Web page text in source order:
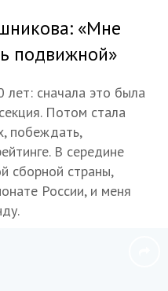
«Мне
подвижной»
сначала это была
Потом стала
побеждать,
В середине
сборной страны,
России, и меня